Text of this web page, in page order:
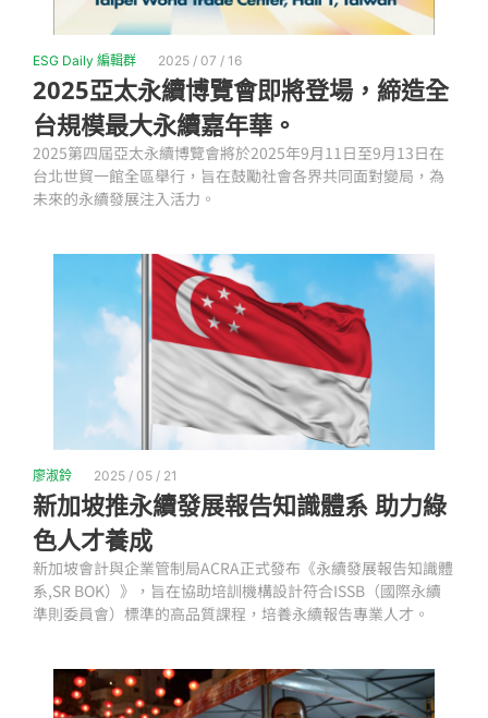
ESG Daily 編輯群 2025 / 07 / 16
2025亞太永續博覽會即將登場，締造全
台規模最大永續嘉年華。
2025第四屆亞太永續博覽會將於2025年9月11日至9月13日在
台北世貿一館全區舉行，旨在鼓勵社會各界共同面對變局，為
未來的永續發展注入活力。
廖淑鈴 2025 / 05 / 21
新加坡推永續發展報告知識體系 助力綠
色人才養成
新加坡會計與企業管制局ACRA正式發布《永續發展報告知識體
系,SR BOK）》，旨在協助培訓機構設計符合ISSB（國際永續
準則委員會）標準的高品質課程，培養永續報告專業人才。